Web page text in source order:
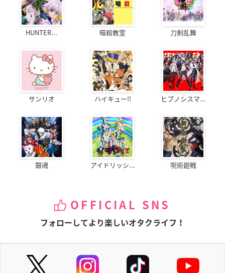
HUNTER... 暗殺教室 刀剣乱舞
サンリオ ハイキュー!! ヒプノシスマ...
銀魂 アイドリッシ... 呪術廻戦
OFFICIAL SNS
フォローしてより楽しいオタクライフ！